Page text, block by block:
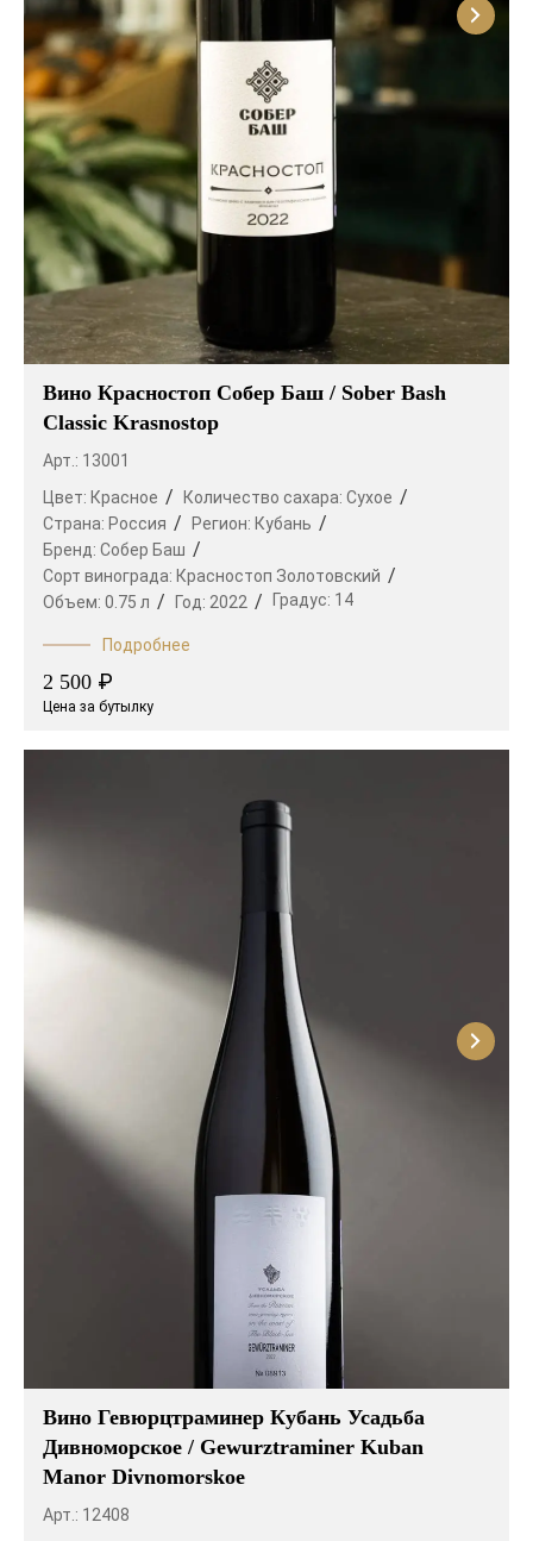
Вино Красностоп Собер Баш / Sober Bash
Classic Krasnostop
Арт.: 13001
Цвет: Красное Количество сахара: Сухое
Страна: Россия Регион: Кубань
Бренд: Собер Баш
Сорт винограда: Красностоп Золотовский
Объем: 0.75 л Год: 2022 Градус: 14
Подробнее
2 500 ₽
Цена за бутылку
Вино Гевюрцтраминер Кубань Усадьба
Дивноморское / Gewurztraminer Kuban
Manor Divnomorskoe
Арт.: 12408